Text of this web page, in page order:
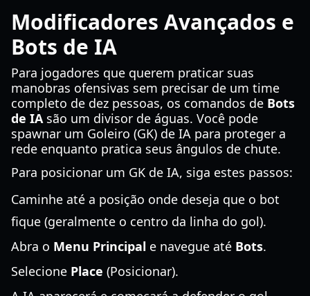
Modificadores Avançados e
Bots de IA
Para jogadores que querem praticar suas
manobras ofensivas sem precisar de um time
completo de dez pessoas, os comandos de Bots
de IAsão um divisor de águas. Você pode
spawnar um Goleiro (GK) de IA para proteger a
rede enquanto pratica seus ângulos de chute.
Para posicionar um GK de IA, siga estes passos:
Caminhe até a posição onde deseja que o bot
fique (geralmente o centro da linha do gol).
Abra o Menu Principal e navegue até Bots.
Selecione Place (Posicionar).